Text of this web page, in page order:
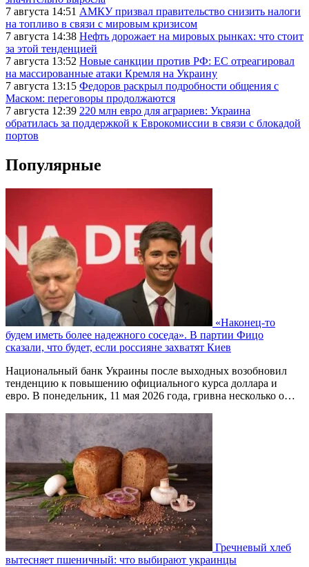
7 августа 14:51 АМКУ призвал правительство снизить налоги
на топливо в связи с мировым кризисом
7 августа 14:38 Нефть дорожает на мировых рынках: что стоит
за этой тенденцией
7 августа 13:52 Новые санкции против РФ: ЕС отреагировал
на массированные атаки Кремля на Украину
7 августа 13:15 Федоров раскрыл подробности общения с
Маском: переговоры продолжаются
7 августа 12:39 220 млн евро для аграриев: Украина
обратилась за поддержкой к Еврокомиссии в связи с блокадой
портов
Популярные
«Наконец-то
будем иметь более надежного соседа». В партии Фицо
сказали, что будет, если россияне захватят Киев
Национальный банк Украины после выходных возобновил
тенденцию к повышению официального курса доллара и
евро. В понедельник, 11 мая 2026 года, гривна несколько о…
Гречневый хлеб
вытесняет пшеничный: что выбирают украинцы